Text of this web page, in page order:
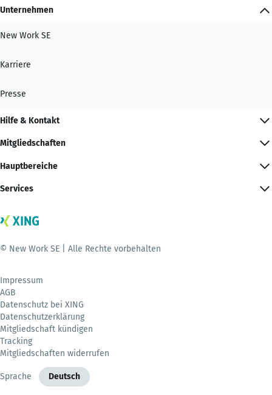
Unternehmen
New Work SE
Karriere
Presse
Hilfe & Kontakt
Mitgliedschaften
Hauptbereiche
Services
© New Work SE | Alle Rechte vorbehalten
Impressum
AGB
Datenschutz bei XING
Datenschutzerklärung
Mitgliedschaft kündigen
Tracking
Mitgliedschaften widerrufen
Sprache Deutsch